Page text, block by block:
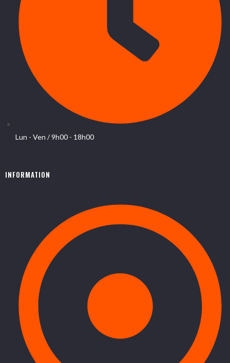
Lun - Ven / 9h00 - 18h00
INFORMATION